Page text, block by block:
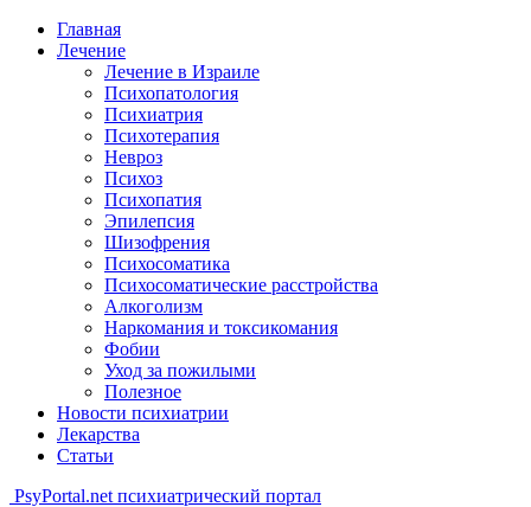
Главная
Лечение
Лечение в Израиле
Психопатология
Психиатрия
Психотерапия
Невроз
Психоз
Психопатия
Эпилепсия
Шизофрения
Психосоматика
Психосоматические расстройства
Алкоголизм
Наркомания и токсикомания
Фобии
Уход за пожилыми
Полезное
Новости психиатрии
Лекарства
Статьи
PsyPortal.net психиатрический портал